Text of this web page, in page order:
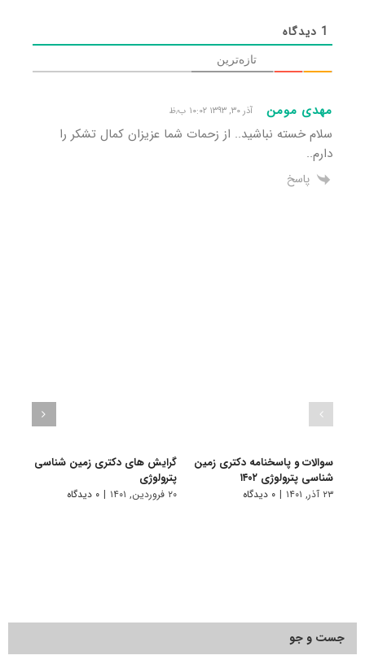
1 دیدگاه
تازه‌ترین
مهدی مومن آذر ۳۰, ۱۳۹۳ ۱۰:۰۲ ب٫ظ
سلام خسته نباشید.. از زحمات شما عزیزان کمال تشکر را
دارم..
پاسخ
سوالات و پاسخنامه دکتری زمین
شناسی پترولوژی ۱۴۰۲
۲۳ آذر, ۱۴۰۱ | ۰ دیدگاه
گرایش های دکتری زمین شناسی
ﭘﺘﺮوﻟﻮژی
۲۰ فروردین, ۱۴۰۱ | ۰ دیدگاه
جست و جو